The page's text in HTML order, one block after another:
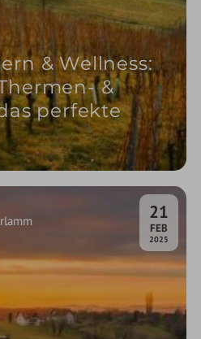
& Wellness:
&
perfekte
21
FEB.
2025